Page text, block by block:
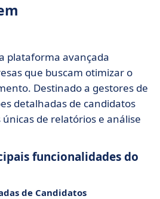
plataforma avançada
que buscam otimizar o
Destinado a gestores de
detalhadas de candidatos
de relatórios e análise
funcionalidades do
de Candidatos